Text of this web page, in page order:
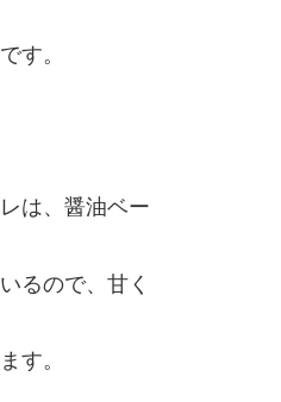
す。
は、醤油ベー
るので、甘く
す。